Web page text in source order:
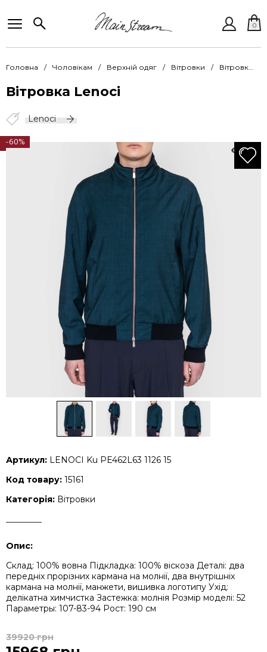
0
Головна Чоловікам Верхній одяг Вітровки Вітровка Lenoci LENOCI Ku PE462L63 1126 15
Артикул: LENOCI Ku PE462L63 1126 15
Код товару: 15161
Категорія: Вітровки
Опис:
Склад: 100% вовна Підкладка: 100% віскоза Деталі: два
передніх прорізних кармана на молнії, два внутрішніх
кармана на молнії, манжети, вишивка логотипу Ухід:
делікатна химчистка Застежка: молнія Розмір моделі: 52
Параметры: 107-83-94 Рост: 190 см
Вітровка Lenoci
Lenoci
-60%
253
39920 грн